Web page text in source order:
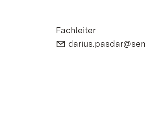
Fachleiter
E-Mail: